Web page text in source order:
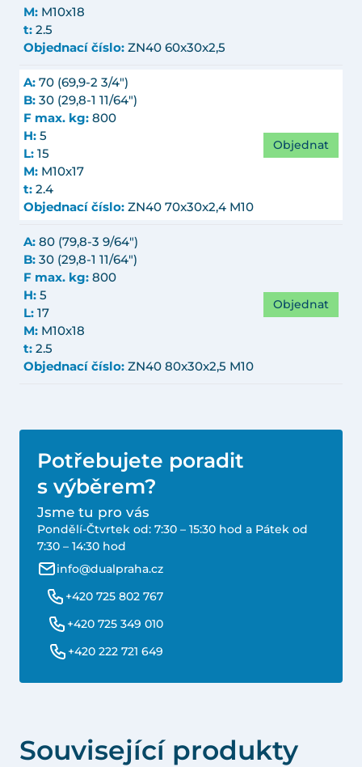
M: M10x18
t: 2.5
Objednací číslo: ZN40 60x30x2,5
A: 70 (69,9-2 3/4")
B: 30 (29,8-1 11/64")
F max. kg: 800
H: 5
L: 15
M: M10x17
t: 2.4
Objednací číslo: ZN40 70x30x2,4 M10
Objednat
A: 80 (79,8-3 9/64")
B: 30 (29,8-1 11/64")
F max. kg: 800
H: 5
L: 17
M: M10x18
t: 2.5
Objednací číslo: ZN40 80x30x2,5 M10
Objednat
Potřebujete poradit
s výběrem?
Jsme tu pro vás
Pondělí-Čtvrtek od: 7:30 – 15:30 hod a Pátek od
7:30 – 14:30 hod
info@dualpraha.cz
+420 725 802 767
+420 725 349 010
+420 222 721 649
Související produkty